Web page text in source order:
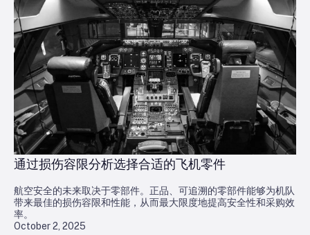
October 2, 2025
通过损伤容限分析选择合适的飞机零件
航空安全的未来取决于零部件。正品、可追溯的零部件能够为机队
带来最佳的损伤容限和性能，从而最大限度地提高安全性和采购效
率。